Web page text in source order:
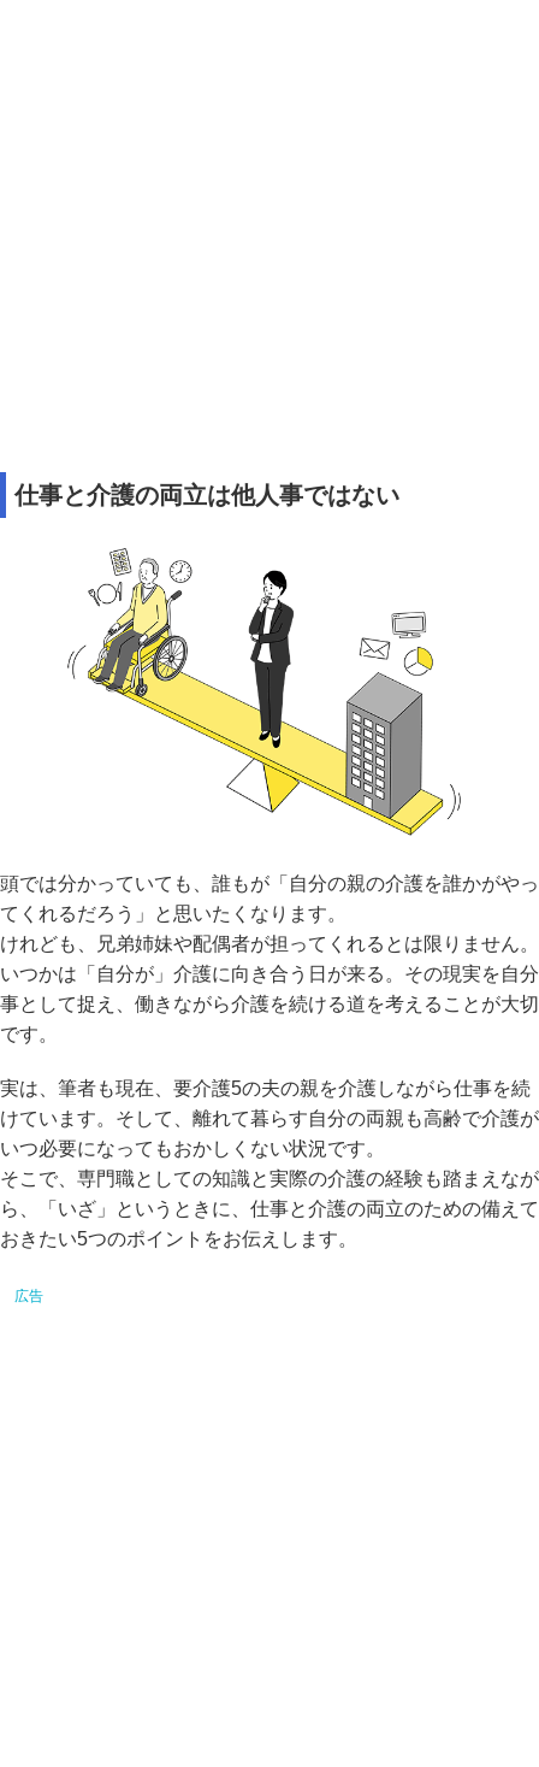
仕事と介護の両立は他人事ではない
頭では分かっていても、誰もが「自分の親の介護を誰かがやっ
てくれるだろう」と思いたくなります。
けれども、兄弟姉妹や配偶者が担ってくれるとは限りません。
いつかは「自分が」介護に向き合う日が来る。その現実を自分
事として捉え、働きながら介護を続ける道を考えることが大切
です。
実は、筆者も現在、要介護5の夫の親を介護しながら仕事を続
けています。そして、離れて暮らす自分の両親も高齢で介護が
いつ必要になってもおかしくない状況です。
そこで、専門職としての知識と実際の介護の経験も踏まえなが
ら、「いざ」というときに、仕事と介護の両立のための備えて
おきたい5つのポイントをお伝えします。